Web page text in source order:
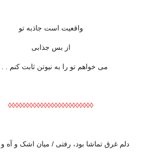
واقعیت است جاذبه تو
از بس جذابی
می خواهم تو را به نیوتن ثابت کنم .
◊◊◊◊◊◊◊◊◊◊◊◊◊◊◊◊◊◊◊◊◊◊◊◊
دلم غرق تماشا بود، رفتی / میان اشک و آه